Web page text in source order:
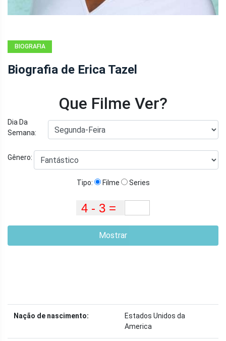
BIOGRAFIA
Biografia de Erica Tazel
Que Filme Ver?
Dia Da
Semana:
Gênero:
Tipo: Filme Series
Mostrar
Nação de nascimento:
Estados Unidos da
America